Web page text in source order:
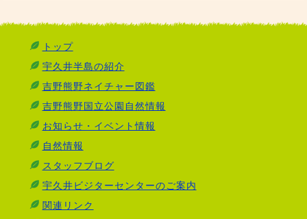
トップ
宇久井半島の紹介
吉野熊野ネイチャー図鑑
吉野熊野国立公園自然情報
お知らせ・イベント情報
自然情報
スタッフブログ
宇久井ビジターセンターのご案内
関連リンク